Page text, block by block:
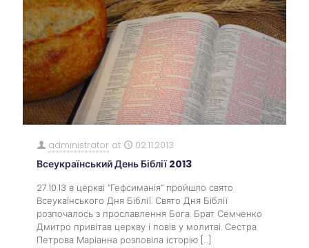
administrator at 02.11.2013
Всеукраїнський День Біблії 2013
27.10.13 в церкві “Гефсиманія” пройшло свято
Всеукаїнського Дня Біблії. Свято Дня Біблії
розпочалось з прославлення Бога. Брат Семченко
Дмитро привітав церкву і повів у молитві. Сестра
Петрова Маріанна розповіла історію […]